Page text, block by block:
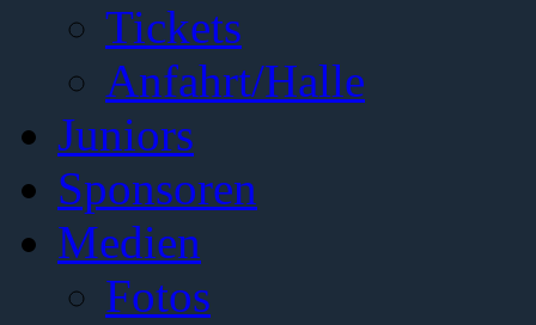
Tickets
Anfahrt/Halle
Juniors
Sponsoren
Medien
Fotos